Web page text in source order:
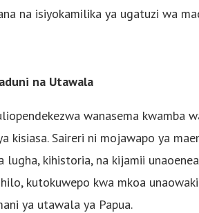
na isiyokamilika ya ugatuzi wa
na Utawala
wanasema kwamba
kisiasa. Saireri ni mojawapo ya
lugha, kihistoria, na kijamii
kutokuwepo kwa mkoa
ya utawala ya Papua.